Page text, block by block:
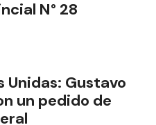
policial falleció
su vehículo en la